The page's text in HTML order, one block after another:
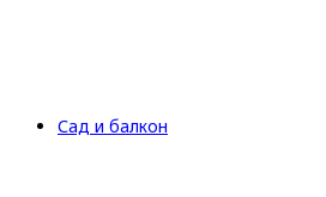
Сад и балкон